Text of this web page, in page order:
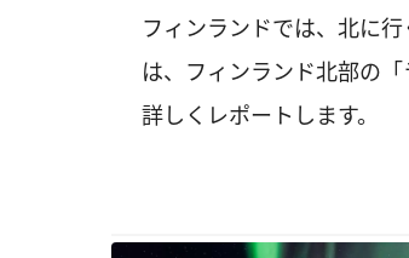
フィンランドでは、北に
は、フィンランド北部の
詳しくレポートします。